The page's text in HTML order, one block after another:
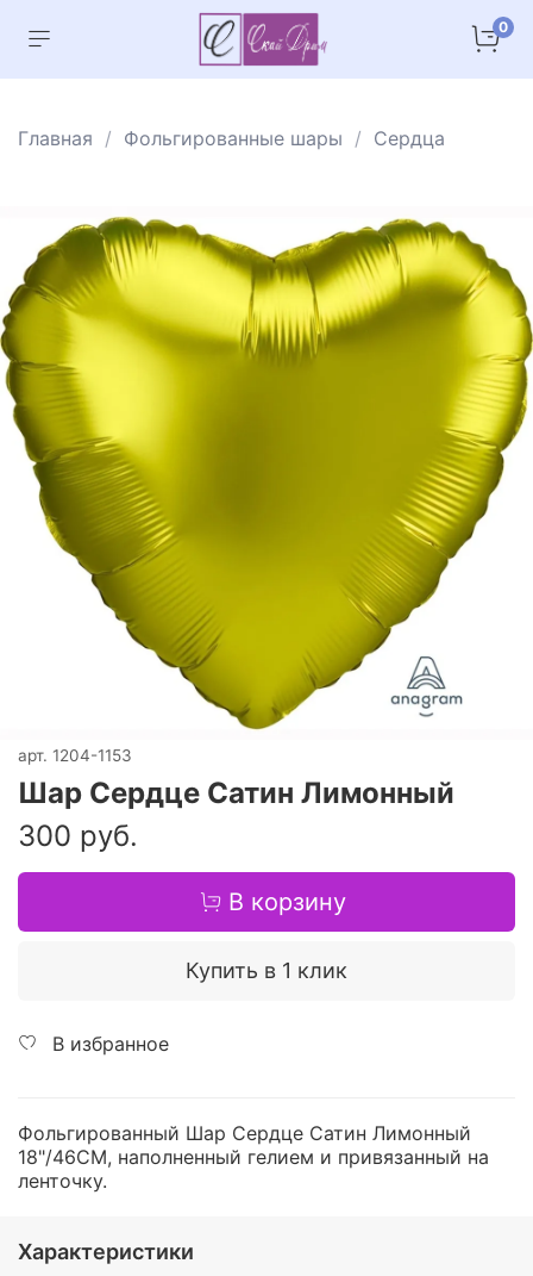
0
Главная Фольгированные шары Сердца
арт. 1204-1153
Шар Сердце Сатин Лимонный
300 руб.
В корзину
Купить в 1 клик
В избранное
Фольгированный Шар Сердце Сатин Лимонный
18"/46СМ, наполненный гелием и привязанный на
ленточку.
Характеристики